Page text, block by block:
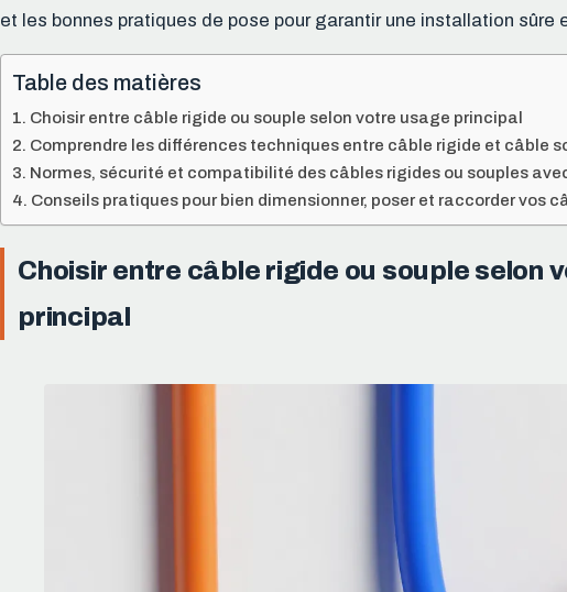
et les bonnes pratiques de pose pour garantir une installation sûre
Table des matières
Choisir entre câble rigide ou souple selon votre usage principal
Comprendre les différences techniques entre câble rigide et câble
Normes, sécurité et compatibilité des câbles rigides ou souples
Conseils pratiques pour bien dimensionner, poser et raccorder vos
Choisir entre câble rigide ou souple selon
principal